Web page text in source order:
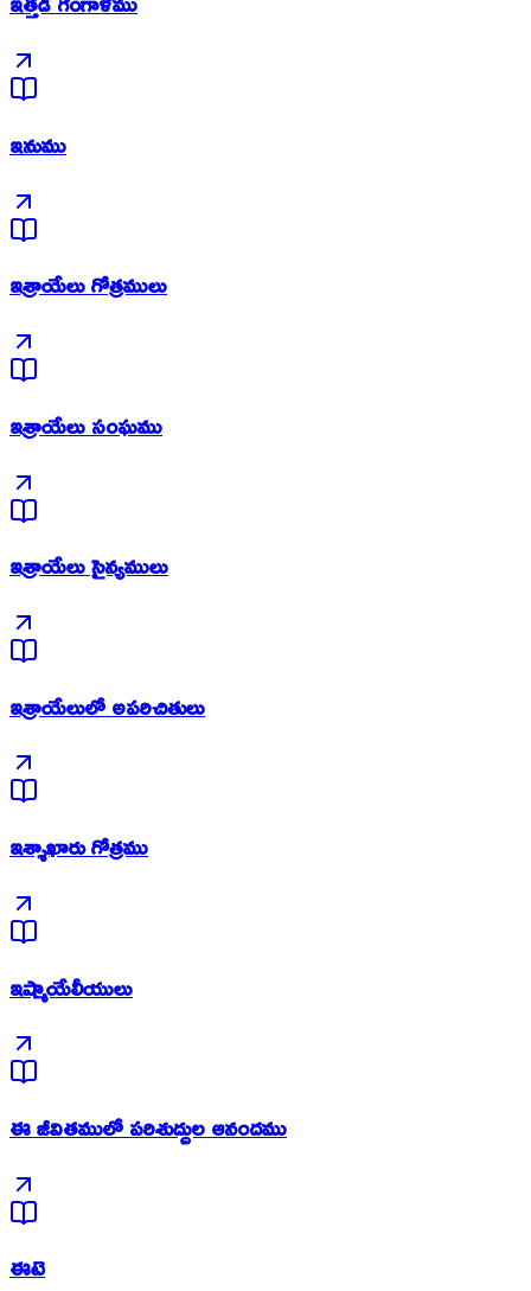
ఇనుము
ఇశ్రాయేలు గోత్రములు
ఇశ్రాయేలు సంఘము
ఇశ్రాయేలు సైన్యములు
ఇశ్రాయేలులో అపరిచితులు
ఇశ్శాఖారు గోత్రము
ఇష్మాయేలీయులు
ఈ జీవితములో పరిశుద్దుల ఆనందము
ఈటె